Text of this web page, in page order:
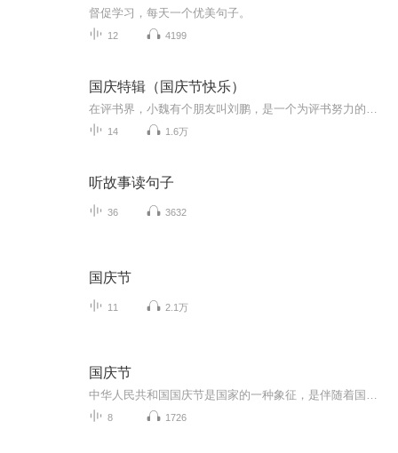
督促学习，每天一个优美句子。
12 4199
国庆特辑（国庆节快乐）
14 1.6万
听故事读句子
36 3632
国庆节
11 2.1万
国庆节
8 1726